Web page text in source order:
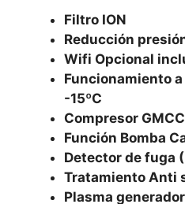
Filtro ION
Reducción
Wifi Opcional
Funcionamiento
-15ºC
Compresor
Función Bomba
Detector de fuga
Tratamiento Anti
Plasma